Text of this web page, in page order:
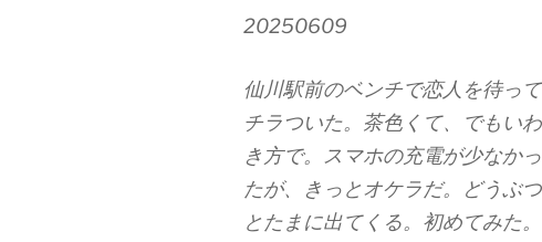
20250609
仙川駅前のベンチで恋人を待っ
チラついた。茶色くて、でもい
き方で。スマホの充電が少なか
たが、きっとオケラだ。どうぶ
とたまに出てくる。初めてみた